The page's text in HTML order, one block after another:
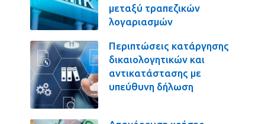
μεταξύ τραπεζικών
λογαριασμών
Περιπτώσεις κατάργησης
δικαιολογητικών και
αντικατάστασης με
υπεύθυνη δήλωση